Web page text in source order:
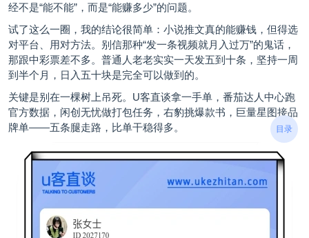
经不是“能不能”，而是“能赚多少”的问题。
试了这么一圈，我的结论很简单：小说推文真的能赚钱，但得选
对平台、用对方法。别信那种“发一条视频就月入过万”的鬼话，
那跟中彩票差不多。普通人老老实实一天发五到十条，坚持一周
到半个月，日入五十块是完全可以做到的。
关键是别在一棵树上吊死。U客直谈拿一手单，番茄达人中心跑
官方数据，闲创无忧做打包任务，右豹挑爆款书，巨量星图接品
牌单——五条腿走路，比单干稳得多。
目录